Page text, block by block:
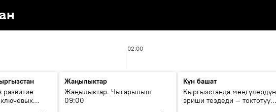
02:00
Жаңылыктар
Жаңылыктар. Чыгарылыш
09:00
Күн башат
Кыргызстанда мөңгүлөрдүн
эриши тездеди — токтотуу